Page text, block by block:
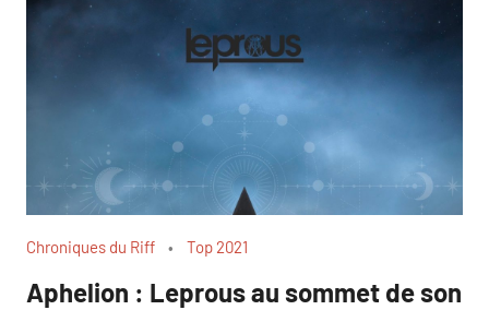
Chroniques du Riff Top 2021
Aphelion : Leprous au sommet de son